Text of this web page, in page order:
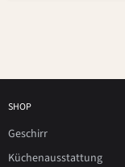
SHOP
Geschirr
Küchenausstattung